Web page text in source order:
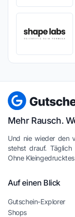
Mehr Rausch.
Und nie wieder den
stehst drauf. Täglich
Ohne
Auf einen Blick
Gutschein-Explorer
Shops